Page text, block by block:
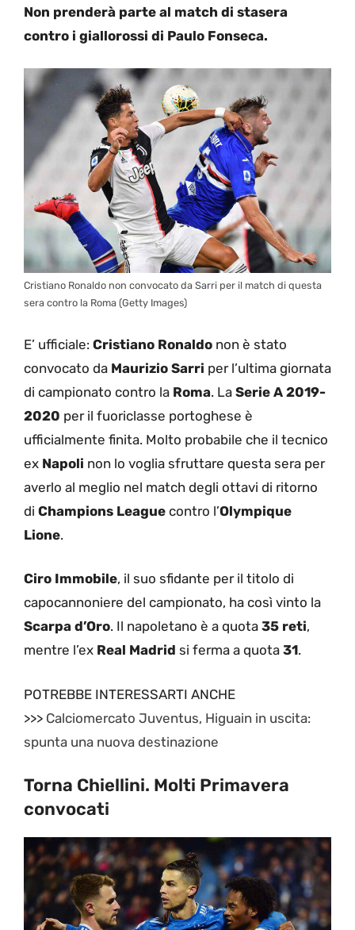
Non prenderà parte al match di stasera
contro i giallorossi di Paulo Fonseca.
Cristiano Ronaldo non convocato da Sarri per il match di questa
sera contro la Roma (Getty Images)
E’ ufficiale: Cristiano Ronaldo non è stato
convocato da Maurizio Sarri per l’ultima giornata
di campionato contro la Roma. La Serie A 2019-
2020 per il fuoriclasse portoghese è
ufficialmente finita. Molto probabile che il tecnico
ex Napoli non lo voglia sfruttare questa sera per
averlo al meglio nel match degli ottavi di ritorno
di Champions League contro l’Olympique
Lione.
Ciro Immobile, il suo sfidante per il titolo di
capocannoniere del campionato, ha così vinto la
Scarpa d’Oro. Il napoletano è a quota 35 reti,
mentre l’ex Real Madrid si ferma a quota 31.
POTREBBE INTERESSARTI ANCHE
>>> Calciomercato Juventus, Higuain in uscita:
spunta una nuova destinazione
Torna Chiellini. Molti Primavera
convocati